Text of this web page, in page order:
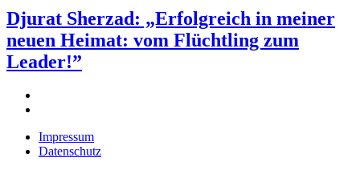
Djurat Sherzad: „Erfolgreich in meiner
neuen Heimat: vom Flüchtling zum
Leader!”
Impressum
Datenschutz